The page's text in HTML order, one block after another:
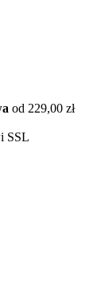
od 229,00 zł
SSL